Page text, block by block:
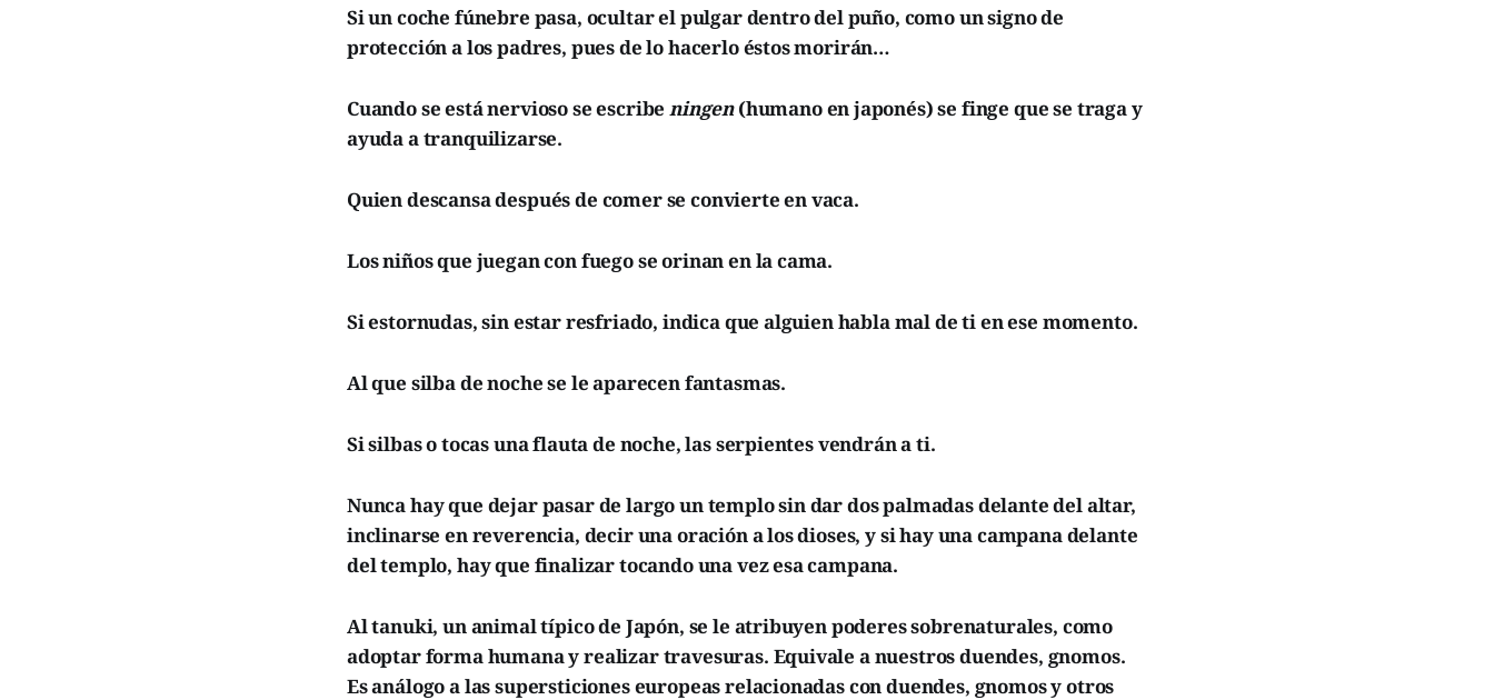
Si un coche fúnebre pasa, ocultar el pulgar dentro del puño, como un signo de
protección a los padres, pues de lo hacerlo éstos morirán…
Cuando se está nervioso se escribeningen(humano en japonés) se finge que se traga y
ayuda a tranquilizarse.
Quien descansa después de comer se convierte en vaca.
Los niños que juegan con fuego se orinan en la cama.
Si estornudas, sin estar resfriado, indica que alguien habla mal de ti en ese momento.
Al que silba de noche se le aparecen fantasmas.
Si silbas o tocas una flauta de noche, las serpientes vendrán a ti.
Nunca hay que dejar pasar de largo un templo sin dar dos palmadas delante del altar,
inclinarse en reverencia, decir una oración a los dioses, y si hay una campana delante
del templo, hay que finalizar tocando una vez esa campana.
Al tanuki, un animal típico de Japón, se le atribuyen poderes sobrenaturales, como
adoptar forma humana y realizar travesuras. Equivale a nuestros duendes, gnomos.
Es análogo a las supersticiones europeas relacionadas con duendes, gnomos y otros